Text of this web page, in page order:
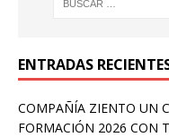
ENTRADAS
COMPAÑÍA ZIENTO UN
FORMACIÓN 2026 CON